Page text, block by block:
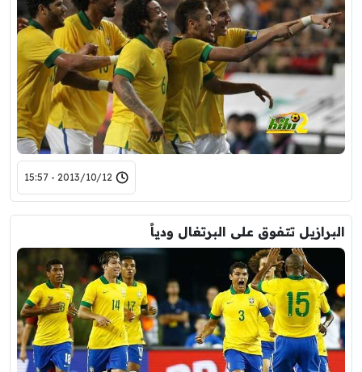
2013/10/12 - 15:57
البرازيل تتفوق على البرتغال ودياً